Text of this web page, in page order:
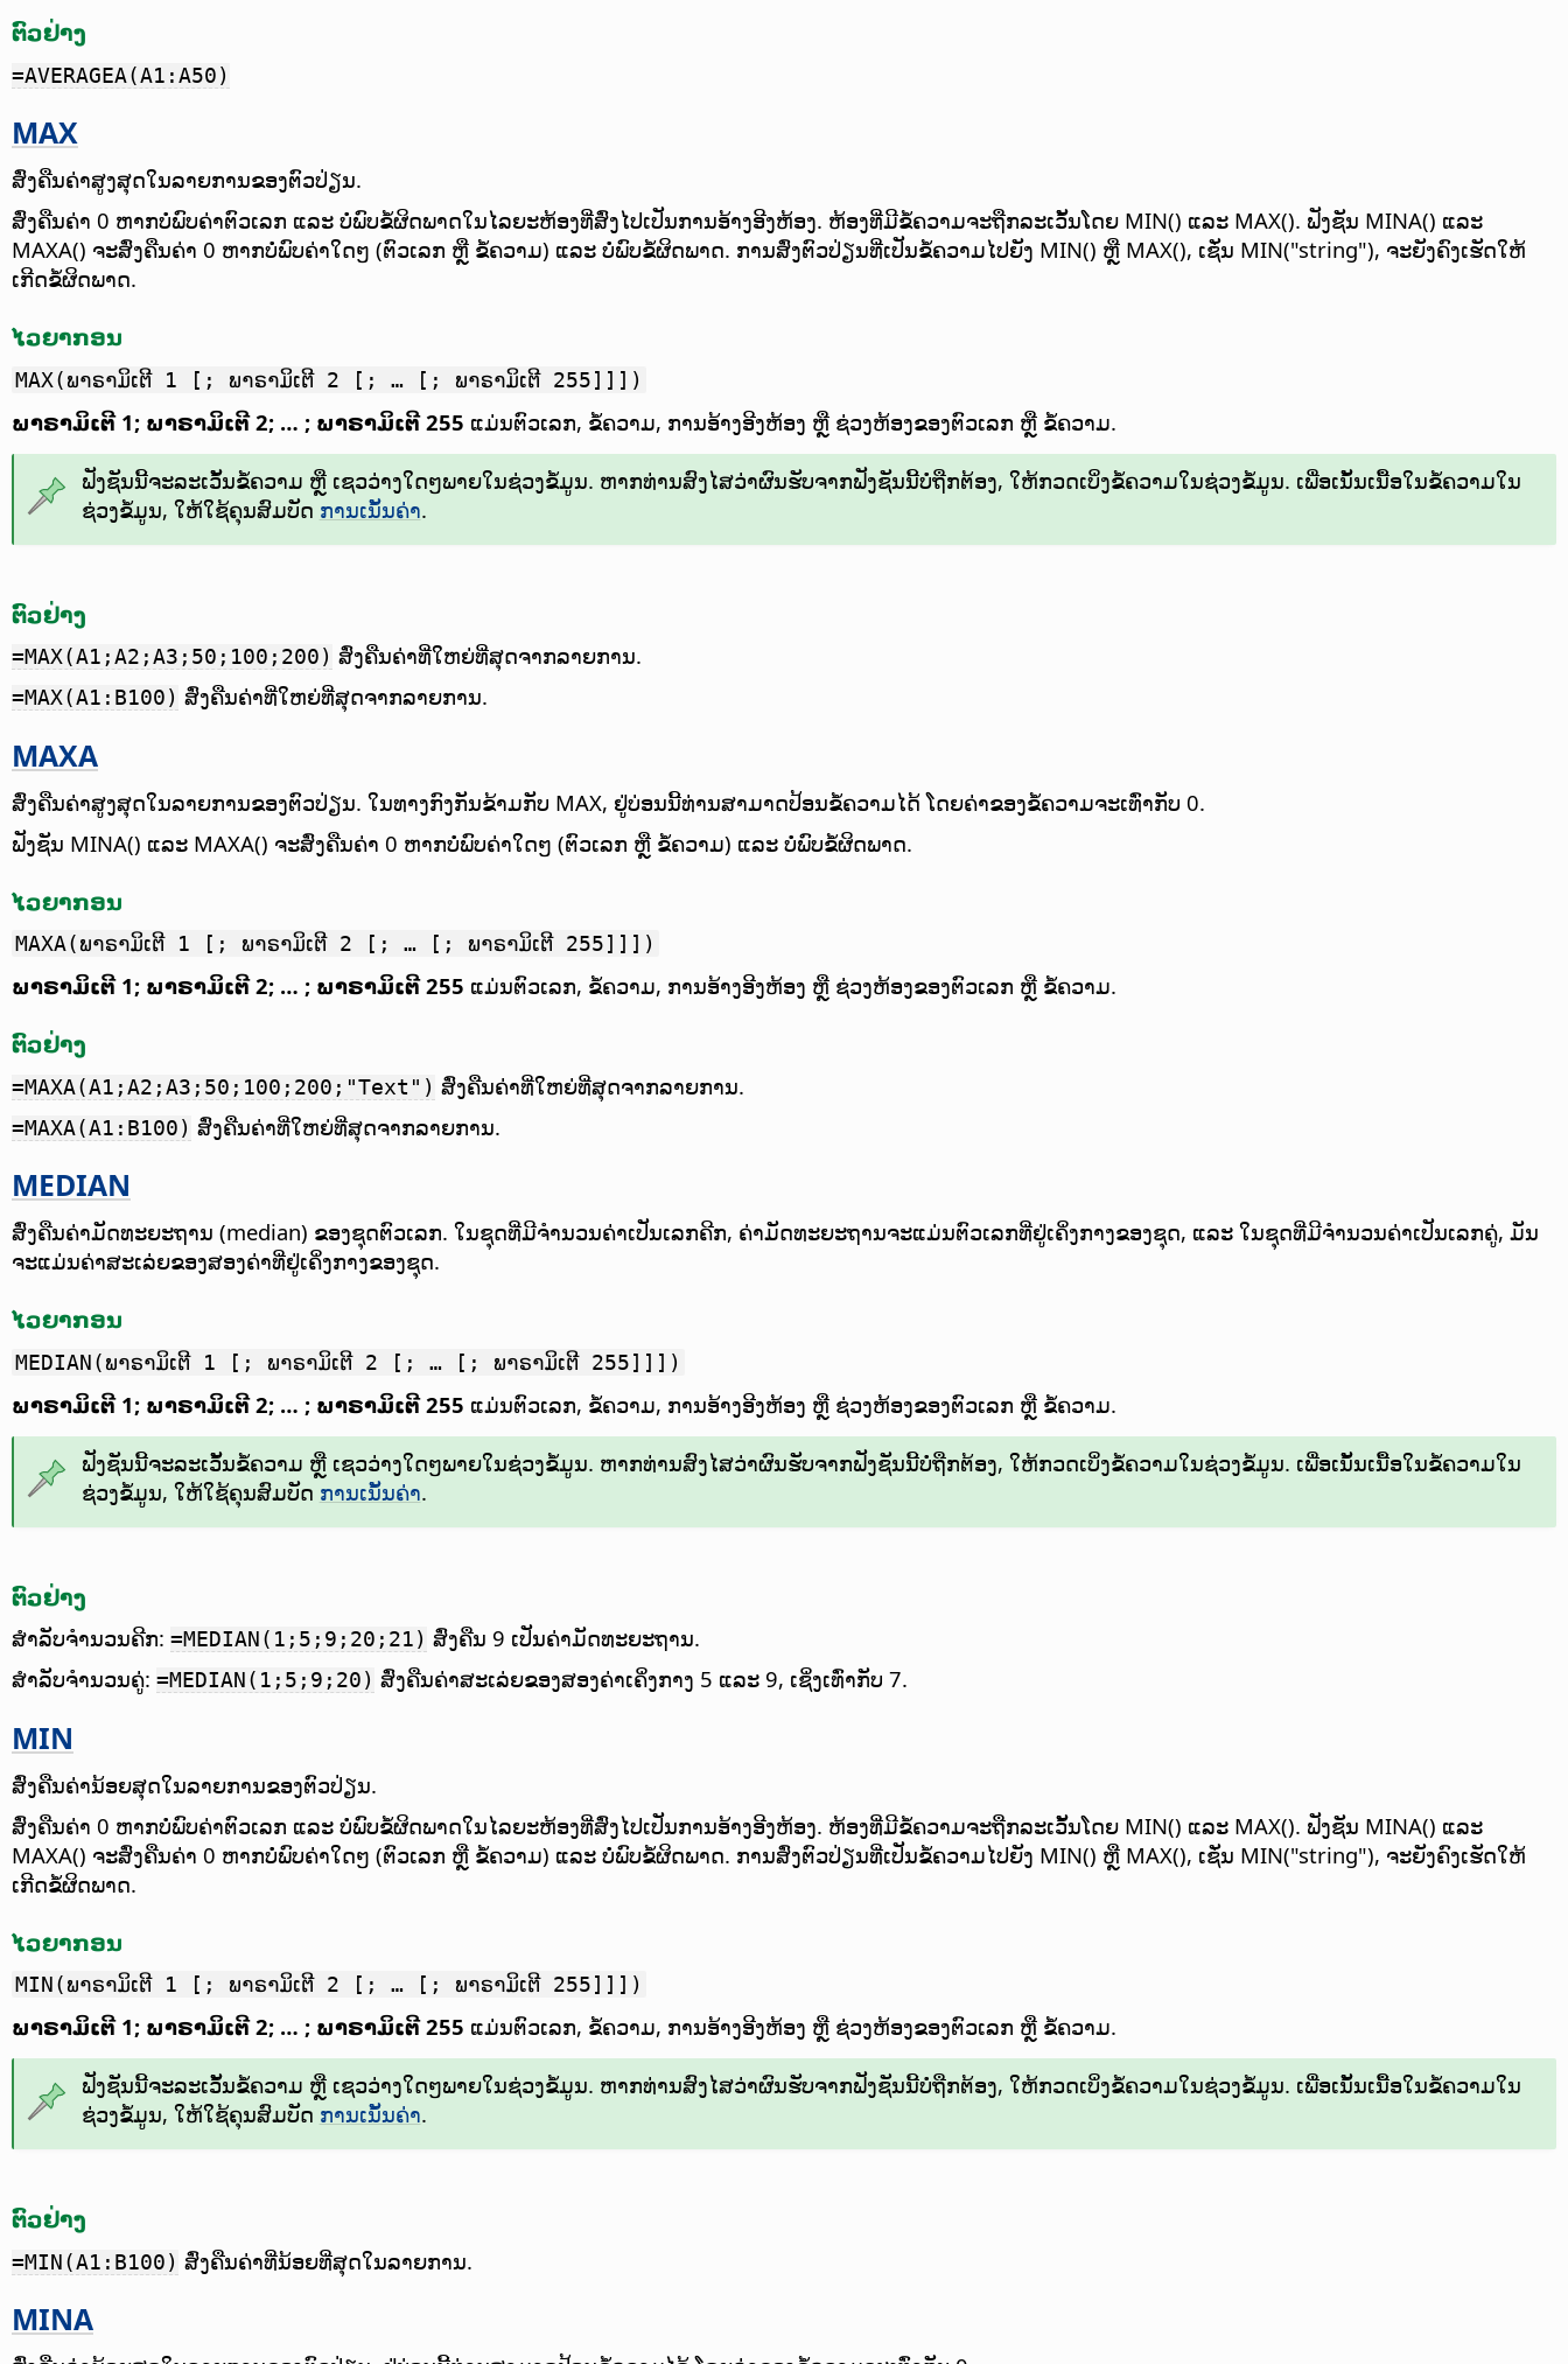
ຕົວຢ່າງ
=AVERAGEA(A1:A50)
MAX
ສົ່ງຄືນຄ່າສູງສຸດໃນລາຍການຂອງຕົວປ່ຽນ.
ສົ່ງຄືນຄ່າ 0 ຫາກບໍ່ພົບຄ່າຕົວເລກ ແລະ ບໍ່ພົບຂໍ້ຜິດພາດໃນໄລຍະຫ້ອງທີ່ສົ່ງໄປເປັນການອ້າງອີງຫ້ອງ. ຫ້ອງທີ່ມີຂໍ້ຄວາມຈະຖືກລະເວັ້ນໂດຍ MIN() ແລະ MAX(). ຟັງຊັນ MINA() ແລະ
MAXA() ຈະສົ່ງຄືນຄ່າ 0 ຫາກບໍ່ພົບຄ່າໃດໆ (ຕົວເລກ ຫຼື ຂໍ້ຄວາມ) ແລະ ບໍ່ພົບຂໍ້ຜິດພາດ. ການສົ່ງຕົວປ່ຽນທີ່ເປັນຂໍ້ຄວາມໄປຍັງ MIN() ຫຼື MAX(), ເຊັ່ນ MIN("string"), ຈະຍັງຄົງເຮັດໃຫ້
ເກີດຂໍ້ຜິດພາດ.
ໄວຍາກອນ
MAX(ພາຣາມິເຕີ 1 [; ພາຣາມິເຕີ 2 [; … [; ພາຣາມິເຕີ 255]]])
ພາຣາມິເຕີ 1; ພາຣາມິເຕີ 2; … ; ພາຣາມິເຕີ 255 ແມ່ນຕົວເລກ, ຂໍ້ຄວາມ, ການອ້າງອີງຫ້ອງ ຫຼື ຊ່ວງຫ້ອງຂອງຕົວເລກ ຫຼື ຂໍ້ຄວາມ.
ຟັງຊັນນີ້ຈະລະເວັ້ນຂໍ້ຄວາມ ຫຼື ເຊວວ່າງໃດໆພາຍໃນຊ່ວງຂໍ້ມູນ. ຫາກທ່ານສົງໄສວ່າຜົນຮັບຈາກຟັງຊັນນີ້ບໍ່ຖືກຕ້ອງ, ໃຫ້ກວດເບິ່ງຂໍ້ຄວາມໃນຊ່ວງຂໍ້ມູນ. ເພື່ອເນັ້ນເນື້ອໃນຂໍ້ຄວາມໃນ
ຊ່ວງຂໍ້ມູນ, ໃຫ້ໃຊ້ຄຸນສົມບັດ ການເນັ້ນຄ່າ.
ຕົວຢ່າງ
=MAX(A1;A2;A3;50;100;200) ສົ່ງຄືນຄ່າທີ່ໃຫຍ່ທີ່ສຸດຈາກລາຍການ.
=MAX(A1:B100) ສົ່ງຄືນຄ່າທີ່ໃຫຍ່ທີ່ສຸດຈາກລາຍການ.
MAXA
ສົ່ງຄືນຄ່າສູງສຸດໃນລາຍການຂອງຕົວປ່ຽນ. ໃນທາງກົງກັນຂ້າມກັບ MAX, ຢູ່ບ່ອນນີ້ທ່ານສາມາດປ້ອນຂໍ້ຄວາມໄດ້ ໂດຍຄ່າຂອງຂໍ້ຄວາມຈະເທົ່າກັບ 0.
ຟັງຊັນ MINA() ແລະ MAXA() ຈະສົ່ງຄືນຄ່າ 0 ຫາກບໍ່ພົບຄ່າໃດໆ (ຕົວເລກ ຫຼື ຂໍ້ຄວາມ) ແລະ ບໍ່ພົບຂໍ້ຜິດພາດ.
ໄວຍາກອນ
MAXA(ພາຣາມິເຕີ 1 [; ພາຣາມິເຕີ 2 [; … [; ພາຣາມິເຕີ 255]]])
ພາຣາມິເຕີ 1; ພາຣາມິເຕີ 2; … ; ພາຣາມິເຕີ 255 ແມ່ນຕົວເລກ, ຂໍ້ຄວາມ, ການອ້າງອີງຫ້ອງ ຫຼື ຊ່ວງຫ້ອງຂອງຕົວເລກ ຫຼື ຂໍ້ຄວາມ.
ຕົວຢ່າງ
=MAXA(A1;A2;A3;50;100;200;"Text") ສົ່ງຄືນຄ່າທີ່ໃຫຍ່ທີ່ສຸດຈາກລາຍການ.
=MAXA(A1:B100) ສົ່ງຄືນຄ່າທີ່ໃຫຍ່ທີ່ສຸດຈາກລາຍການ.
MEDIAN
ສົ່ງຄືນຄ່າມັດທະຍະຖານ (median) ຂອງຊຸດຕົວເລກ. ໃນຊຸດທີ່ມີຈຳນວນຄ່າເປັນເລກຄີກ, ຄ່າມັດທະຍະຖານຈະແມ່ນຕົວເລກທີ່ຢູ່ເຄິ່ງກາງຂອງຊຸດ, ແລະ ໃນຊຸດທີ່ມີຈຳນວນຄ່າເປັນເລກຄູ່, ມັນ
ຈະແມ່ນຄ່າສະເລ່ຍຂອງສອງຄ່າທີ່ຢູ່ເຄິ່ງກາງຂອງຊຸດ.
ໄວຍາກອນ
MEDIAN(ພາຣາມິເຕີ 1 [; ພາຣາມິເຕີ 2 [; … [; ພາຣາມິເຕີ 255]]])
ພາຣາມິເຕີ 1; ພາຣາມິເຕີ 2; … ; ພາຣາມິເຕີ 255 ແມ່ນຕົວເລກ, ຂໍ້ຄວາມ, ການອ້າງອີງຫ້ອງ ຫຼື ຊ່ວງຫ້ອງຂອງຕົວເລກ ຫຼື ຂໍ້ຄວາມ.
ຟັງຊັນນີ້ຈະລະເວັ້ນຂໍ້ຄວາມ ຫຼື ເຊວວ່າງໃດໆພາຍໃນຊ່ວງຂໍ້ມູນ. ຫາກທ່ານສົງໄສວ່າຜົນຮັບຈາກຟັງຊັນນີ້ບໍ່ຖືກຕ້ອງ, ໃຫ້ກວດເບິ່ງຂໍ້ຄວາມໃນຊ່ວງຂໍ້ມູນ. ເພື່ອເນັ້ນເນື້ອໃນຂໍ້ຄວາມໃນ
ຊ່ວງຂໍ້ມູນ, ໃຫ້ໃຊ້ຄຸນສົມບັດ ການເນັ້ນຄ່າ.
ຕົວຢ່າງ
ສຳລັບຈຳນວນຄີກ: =MEDIAN(1;5;9;20;21) ສົ່ງຄືນ 9 ເປັນຄ່າມັດທະຍະຖານ.
ສຳລັບຈຳນວນຄູ່: =MEDIAN(1;5;9;20) ສົ່ງຄືນຄ່າສະເລ່ຍຂອງສອງຄ່າເຄິ່ງກາງ 5 ແລະ 9, ເຊິ່ງເທົ່າກັບ 7.
MIN
ສົ່ງຄືນຄ່ານ້ອຍສຸດໃນລາຍການຂອງຕົວປ່ຽນ.
ສົ່ງຄືນຄ່າ 0 ຫາກບໍ່ພົບຄ່າຕົວເລກ ແລະ ບໍ່ພົບຂໍ້ຜິດພາດໃນໄລຍະຫ້ອງທີ່ສົ່ງໄປເປັນການອ້າງອີງຫ້ອງ. ຫ້ອງທີ່ມີຂໍ້ຄວາມຈະຖືກລະເວັ້ນໂດຍ MIN() ແລະ MAX(). ຟັງຊັນ MINA() ແລະ
MAXA() ຈະສົ່ງຄືນຄ່າ 0 ຫາກບໍ່ພົບຄ່າໃດໆ (ຕົວເລກ ຫຼື ຂໍ້ຄວາມ) ແລະ ບໍ່ພົບຂໍ້ຜິດພາດ. ການສົ່ງຕົວປ່ຽນທີ່ເປັນຂໍ້ຄວາມໄປຍັງ MIN() ຫຼື MAX(), ເຊັ່ນ MIN("string"), ຈະຍັງຄົງເຮັດໃຫ້
ເກີດຂໍ້ຜິດພາດ.
ໄວຍາກອນ
MIN(ພາຣາມິເຕີ 1 [; ພາຣາມິເຕີ 2 [; … [; ພາຣາມິເຕີ 255]]])
ພາຣາມິເຕີ 1; ພາຣາມິເຕີ 2; … ; ພາຣາມິເຕີ 255 ແມ່ນຕົວເລກ, ຂໍ້ຄວາມ, ການອ້າງອີງຫ້ອງ ຫຼື ຊ່ວງຫ້ອງຂອງຕົວເລກ ຫຼື ຂໍ້ຄວາມ.
ຟັງຊັນນີ້ຈະລະເວັ້ນຂໍ້ຄວາມ ຫຼື ເຊວວ່າງໃດໆພາຍໃນຊ່ວງຂໍ້ມູນ. ຫາກທ່ານສົງໄສວ່າຜົນຮັບຈາກຟັງຊັນນີ້ບໍ່ຖືກຕ້ອງ, ໃຫ້ກວດເບິ່ງຂໍ້ຄວາມໃນຊ່ວງຂໍ້ມູນ. ເພື່ອເນັ້ນເນື້ອໃນຂໍ້ຄວາມໃນ
ຊ່ວງຂໍ້ມູນ, ໃຫ້ໃຊ້ຄຸນສົມບັດ ການເນັ້ນຄ່າ.
ຕົວຢ່າງ
=MIN(A1:B100) ສົ່ງຄືນຄ່າທີ່ນ້ອຍທີ່ສຸດໃນລາຍການ.
MINA